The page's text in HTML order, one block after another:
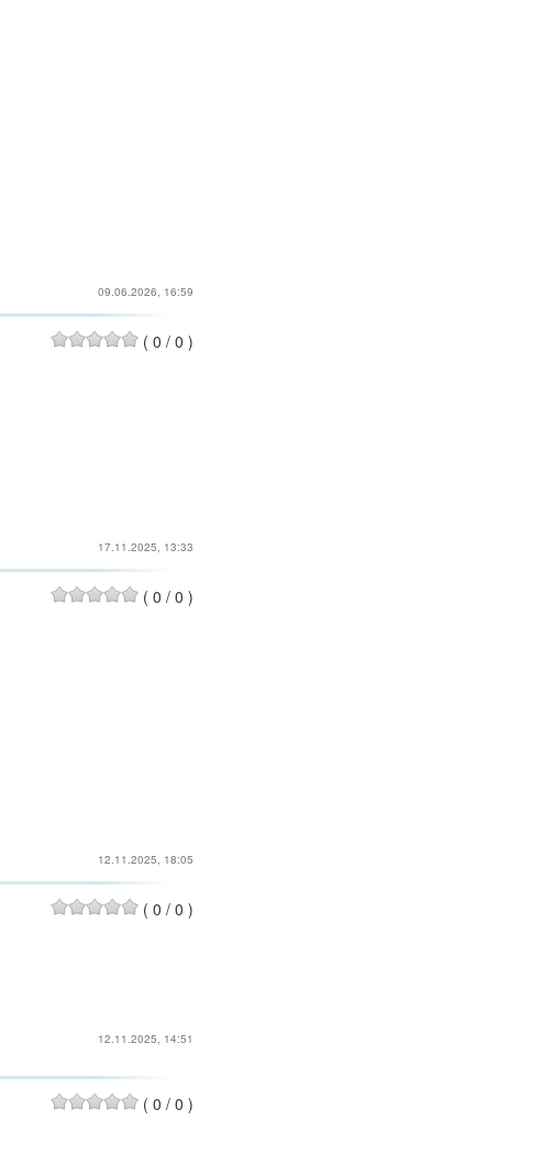
09.06.2026, 16:59
( 0 / 0 )
17.11.2025, 13:33
( 0 / 0 )
12.11.2025, 18:05
( 0 / 0 )
12.11.2025, 14:51
( 0 / 0 )